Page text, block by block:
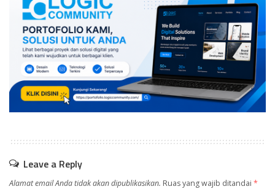
Leave a Reply
Alamat email Anda tidak akan dipublikasikan. Ruas yang wajib ditandai *